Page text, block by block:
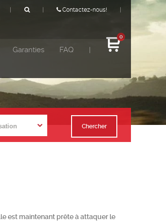
Garanties FAQ
0
Contactez-nous!
Chercher
est maintenant prête à attaquer le